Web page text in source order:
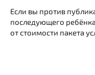
Если вы против
последующего
от стоимости пакета